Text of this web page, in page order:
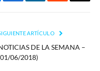
ARTÍCULO
DE LA SEMANA –
06/2018)